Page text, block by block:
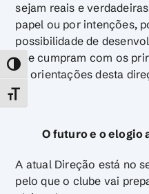
TOGGLE HIGH CONTRAST
TOGGLE FONT SIZE
sejam reais e
papel ou por intenções,
possibilidade de
que cumpram com os
as orientações desta
O futuro e o elogio
A atual Direção está no
pelo que o clube vai